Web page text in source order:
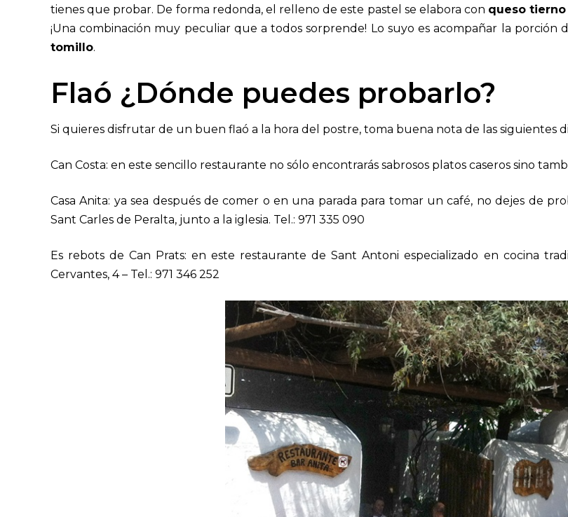
tienes que probar. De forma redonda, el relleno de este pastel se elabora con queso
¡Una combinación muy peculiar que a todos sorprende! Lo suyo es acompañar la porción
tomillo.
Flaó ¿Dónde puedes probarlo?
Si quieres disfrutar de un buen flaó a la hora del postre, toma buena nota de las siguientes
Can Costa: en este sencillo restaurante no sólo encontrarás sabrosos platos caseros sino
Casa Anita: ya sea después de comer o en una parada para tomar un café, no dejes de
Sant Carles de Peralta, junto a la iglesia. Tel.: 971 335 090
Es rebots de Can Prats: en este restaurante de Sant Antoni especializado en cocina
Cervantes, 4 – Tel.: 971 346 252